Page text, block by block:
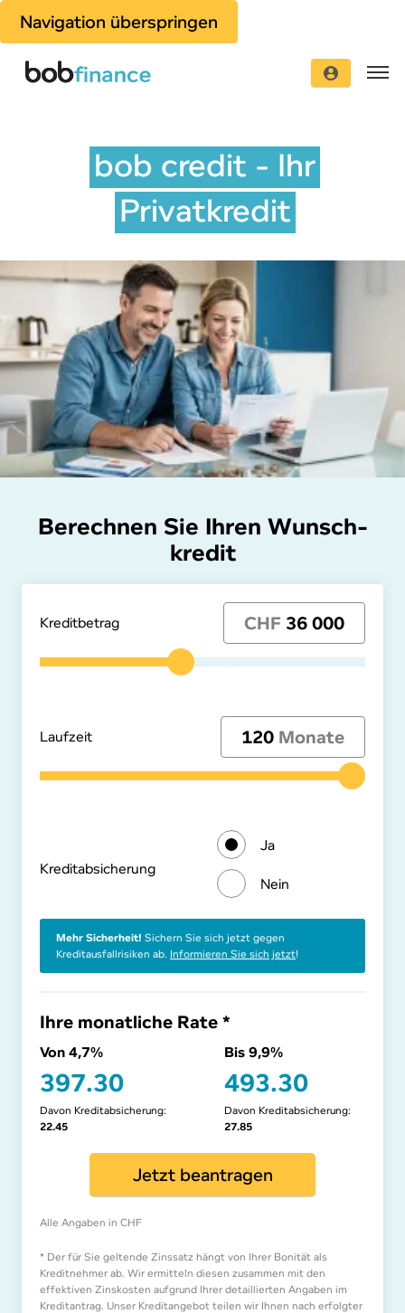
Navigation überspringen
bob credit - Ihr
Privatkredit
Berechnen Sie Ihren Wunsch­
kre­dit
Kre­dit­be­trag CHF 36 000
Laufzeit 120 Monate
Kre­dit­ab­si­che­rung
Ja
Nein
Mehr Sicherheit! Sichern Sie sich jetzt gegen
Kreditausfallrisiken ab. Informieren Sie sich jetzt!
Ihre monatliche Rate *
Von 4,7%
397.30
Davon Kreditabsicherung:
22.45
Bis 9,9%
493.30
Davon Kreditabsicherung:
27.85
Alle Angaben in CHF
* Der für Sie geltende Zinssatz hängt von Ihrer Bonität als
Kreditnehmer ab. Wir ermitteln diesen zusammen mit den
effektiven Zinskosten aufgrund Ihrer detaillierten Angaben im
Kreditantrag. Unser Kreditangebot teilen wir Ihnen nach erfolgter
Jetzt beantragen